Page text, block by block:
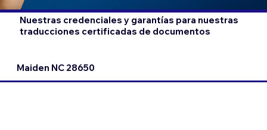
Nuestras credenciales y garantías para nuestras
traducciones certificadas de documentos
Maiden NC 28650